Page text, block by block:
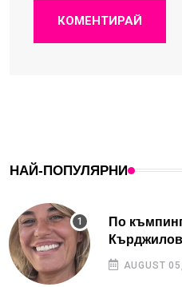
КОМЕНТИРАЙ
НАЙ-ПОПУЛЯРНИ
По
AUGUST